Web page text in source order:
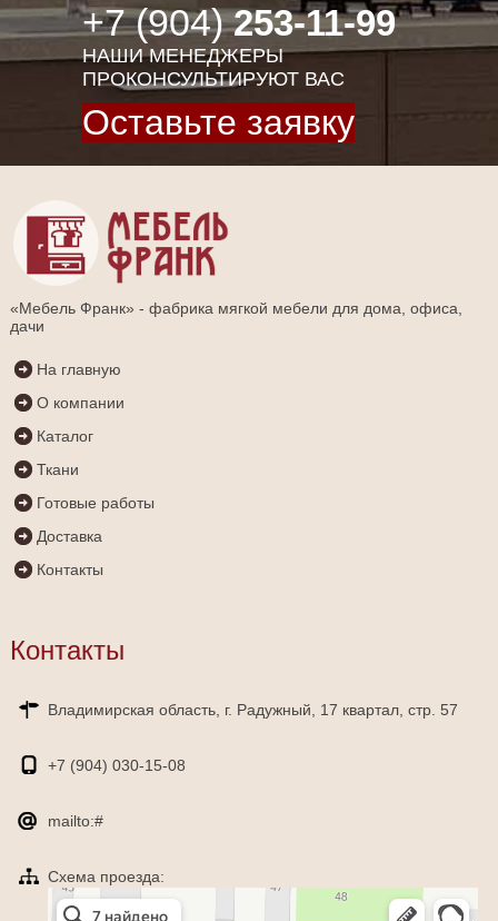
+7 (904)253-11-99
НАШИ МЕНЕДЖЕРЫ
ПРОКОНСУЛЬТИРУЮТ ВАС
Оставьте заявку
«Мебель Франк» - фабрика мягкой мебели для дома, офиса,
дачи
На главную
О компании
Каталог
Ткани
Готовые работы
Доставка
Контакты
Контакты
Владимирская область, г. Радужный, 17 квартал, стр. 57
+7 (904) 030-15-08
mailto:#
Схема проезда:
Яндекс Карты
Радужный — Яндекс Карты